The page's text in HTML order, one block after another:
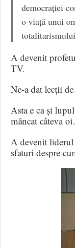
democrației
o viață unui
A devenit
TV.
Ne-a dat lecții
Asta e ca și
mâncat câteva
A devenit
sfaturi despre